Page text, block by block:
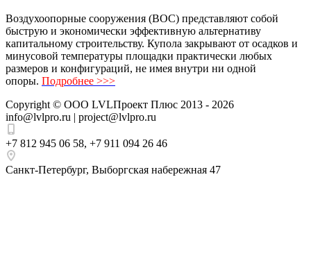
Воздухоопорные сооружения (ВОС) представляют собой
быструю и экономически эффективную альтернативу
капитальному строительству. Купола закрывают от осадков и
минусовой температуры площадки практически любых
размеров и конфигураций, не имея внутри ни одной
опоры. Подробнее >>>
Copyright © ООО LVLПроект Плюс 2013 - 2026
info@lvlpro.ru | project@lvlpro.ru
+7 812 945 06 58, +7 911 094 26 46
Санкт-Петербург, Выборгская набережная 47